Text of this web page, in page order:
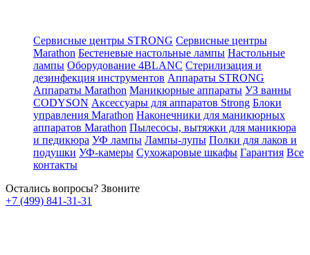
Сервисные центры STRONG Сервисные центры
Marathon Бестеневые настольные лампы Настольные
лампы Оборудование 4BLANC Стерилизация и
дезинфекция инструментов Аппараты STRONG
Аппараты Marathon Маникюрные аппараты УЗ ванны
CODYSON Аксессуары для аппаратов Strong Блоки
управления Marathon Наконечники для маникюрных
аппаратов Marathon Пылесосы, вытяжки для маникюра
и педикюра УФ лампы Лампы-лупы Полки для лаков и
подушки УФ-камеры Сухожаровые шкафы Гарантия Все
контакты
Остались вопросы? Звоните
+7 (499) 841-31-31